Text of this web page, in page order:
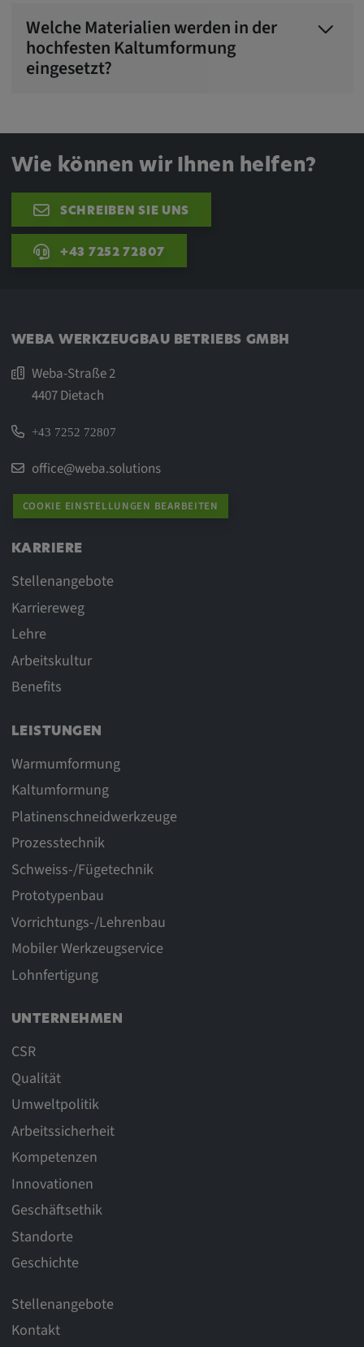
Welche Materialien werden in der
hochfesten Kaltumformung
eingesetzt?
Wie können wir Ihnen helfen?
SCHREIBEN SIE UNS
+43 7252 72807
WEBA WERKZEUGBAU BETRIEBS GMBH
Weba-Straße 2
4407 Dietach
+43 7252 72807
office@weba.solutions
COOKIE EINSTELLUNGEN BEARBEITEN
KARRIERE
Stellenangebote
Karriereweg
Lehre
Arbeitskultur
Benefits
LEISTUNGEN
Warmumformung
Kaltumformung
Platinenschneidwerkzeuge
Prozesstechnik
Schweiss-/Fügetechnik
Prototypenbau
Vorrichtungs-/Lehrenbau
Mobiler Werkzeugservice
Lohnfertigung
UNTERNEHMEN
CSR
Qualität
Umweltpolitik
Arbeitssicherheit
Kompetenzen
Innovationen
Geschäftsethik
Standorte
Geschichte
Stellenangebote
Kontakt